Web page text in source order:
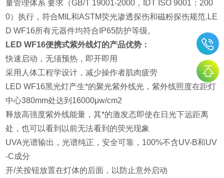
量管理体系 要求（GB/T 19001-2000，IDT ISO 9001：200
0）执行，符合MIL和ASTM荧光渗透探伤和磁粉探伤规范.LE
D WF16所有元器件均符合IP65防护等级。
LEDWF16便携式紫外线灯的产品优势：
快速启动，无须预热，即开即用
采用人体工程学设计，减少操作者肌肉疲劳
LEDWF16黑光灯产生*的聚光紫外线光，紫外线照度在距灯
中心380mm处达到 16000μw/cm2
释放高强度紫外线能量，其*的激发态即使在日光下远距离
处，也可以看到以前无法看到的荧光现象
UVA光谱输出，光谱纯正，安全可靠， 100%不含UV-B和UV
-C成分
开/关按钮放置在灯体的后面，以防止意外启动